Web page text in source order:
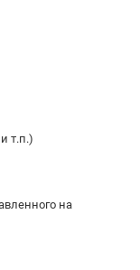
т.п.)
на